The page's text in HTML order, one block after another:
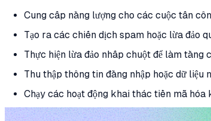
Cung cấp năng lượng cho các cuộc tấn
Tạo ra các chiến dịch spam hoặc lừa đảo
Thực hiện lừa đảo nhấp chuột để làm tăng
Thu thập thông tin đăng nhập hoặc dữ liệu
Chạy các hoạt động khai thác tiền mã